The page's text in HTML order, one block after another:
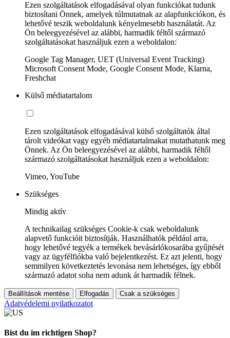
Ezen szolgáltatások elfogadásával olyan funkciókat tudunk
biztosítani Önnek, amelyek túlmutatnak az alapfunkciókon, és
lehetővé teszik weboldalunk kényelmesebb használatát. Az
Ön beleegyezésével az alábbi, harmadik féltől származó
szolgáltatásokat használjuk ezen a weboldalon:
Google Tag Manager, UET (Universal Event Tracking)
Microsoft Consent Mode, Google Consent Mode, Klarna,
Freshchat
Külső médiatartalom
Ezen szolgáltatások elfogadásával külső szolgáltatók által
tárolt videókat vagy egyéb médiatartalmakat mutathatunk meg
Önnek. Az Ön beleegyezésével az alábbi, harmadik féltől
származó szolgáltatásokat használjuk ezen a weboldalon:
Vimeo, YouTube
Szükséges
Mindig aktív
A technikailag szükséges Cookie-k csak weboldalunk
alapvető funkcióit biztosítják. Használhatók például arra,
hogy lehetővé tegyék a termékek bevásárlókosarába gyűjtését
vagy az ügyfélfiókba való bejelentkezést. Ez azt jelenti, hogy
semmilyen következtetés levonása nem lehetséges, így ebből
származó adatot soha nem adunk át harmadik félnek.
Beállítások mentése Elfogadás Csak a szükséges
Adatvédelemi nyilatkozatot
Bist du im richtigen Shop?